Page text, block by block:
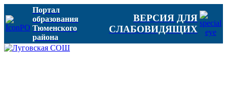
Портал
образования
Тюменского
района
ВЕРСИЯ ДЛЯ
СЛАБОВИДЯЩИХ